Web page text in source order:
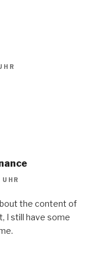
the content of
I still have some